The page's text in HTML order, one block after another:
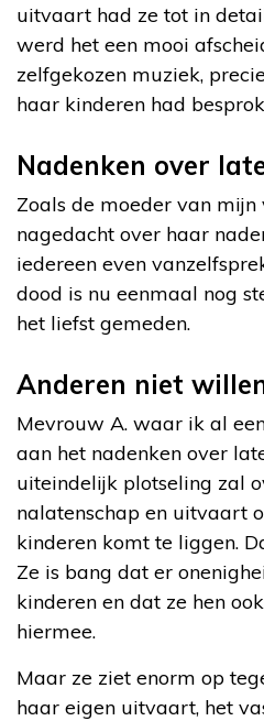
uitvaart had ze tot in
werd het een mooi
zelfgekozen muziek,
haar kinderen had
Nadenken over
Zoals de moeder van mijn
nagedacht over haar
iedereen even
dood is nu eenmaal nog
het liefst gemeden.
Anderen niet
Mevrouw A. waar ik al
aan het nadenken over
uiteindelijk plotseling zal
nalatenschap en uitvaart
kinderen komt te liggen.
Ze is bang dat er
kinderen en dat ze hen
hiermee.
Maar ze ziet enorm op
haar eigen uitvaart, het